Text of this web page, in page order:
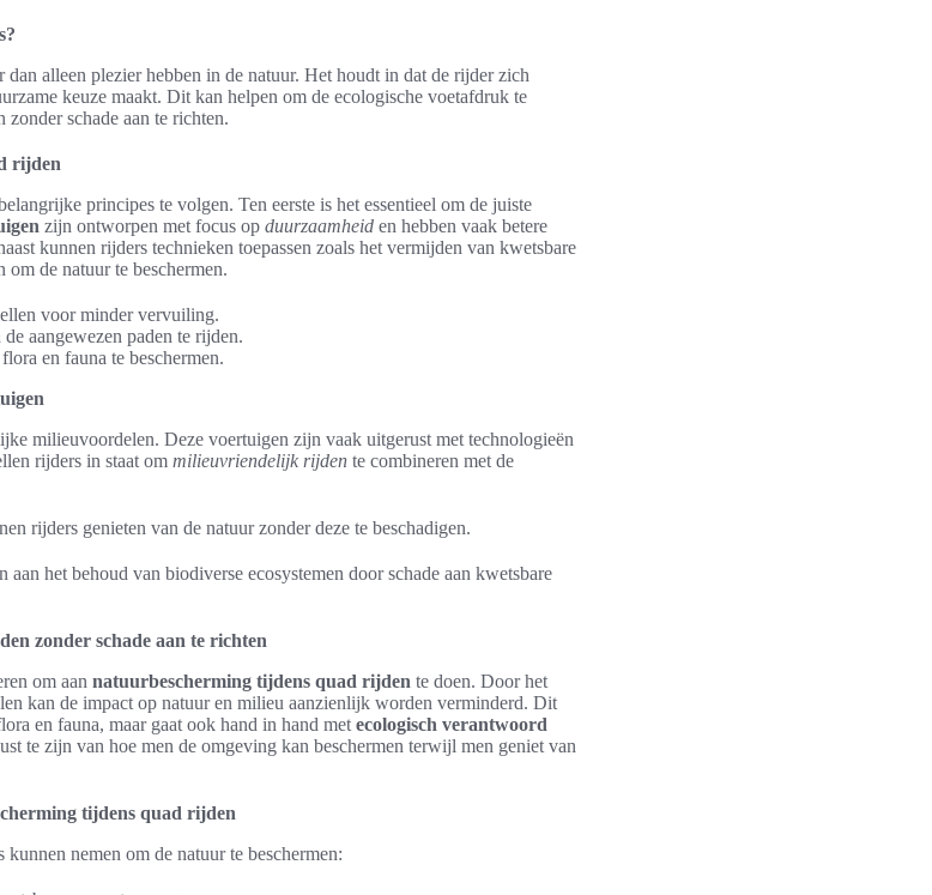
dan alleen plezier hebben in de natuur. Het houdt in dat de rijder zich
keuze maakt. Dit kan helpen om de ecologische voetafdruk te
schade aan te richten.
rijden
principes te volgen. Ten eerste is het essentieel om de juiste
zijn ontworpen met focus op duurzaamheid en hebben vaak betere
kunnen rijders technieken toepassen zoals het vermijden van kwetsbare
om de natuur te beschermen.
voor minder vervuiling.
aangewezen paden te rijden.
en fauna te beschermen.
milieuvoordelen. Deze voertuigen zijn vaak uitgerust met technologieën
rijders in staat om milieuvriendelijk rijden te combineren met de
rijders genieten van de natuur zonder deze te beschadigen.
het behoud van biodiverse ecosystemen door schade aan kwetsbare
zonder schade aan te richten
om aan natuurbescherming tijdens quad rijden te doen. Door het
kan de impact op natuur en milieu aanzienlijk worden verminderd. Dit
en fauna, maar gaat ook hand in hand met ecologisch verantwoord
te zijn van hoe men de omgeving kan beschermen terwijl men geniet van
tijdens quad rijden
nemen om de natuur te beschermen: